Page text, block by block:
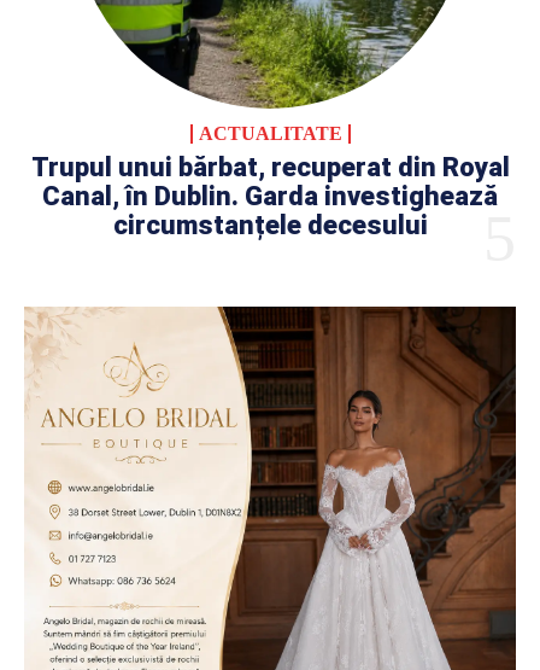
ACTUALITATE
Trupul unui bărbat, recuperat din Royal
Canal, în Dublin. Garda investighează
circumstanțele decesului